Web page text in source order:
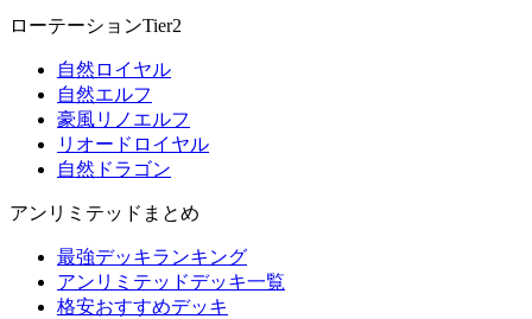
ローテーションTier2
自然ロイヤル
自然エルフ
豪風リノエルフ
リオードロイヤル
自然ドラゴン
アンリミテッドまとめ
最強デッキランキング
アンリミテッドデッキ一覧
格安おすすめデッキ